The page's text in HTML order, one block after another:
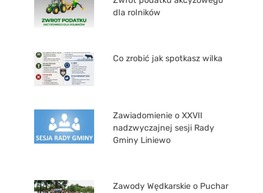
dla rolników
Co zrobić jak spotkasz wilka
Zawiadomienie o XXVII
nadzwyczajnej sesji Rady
Gminy Liniewo
Zawody Wędkarskie o Puchar